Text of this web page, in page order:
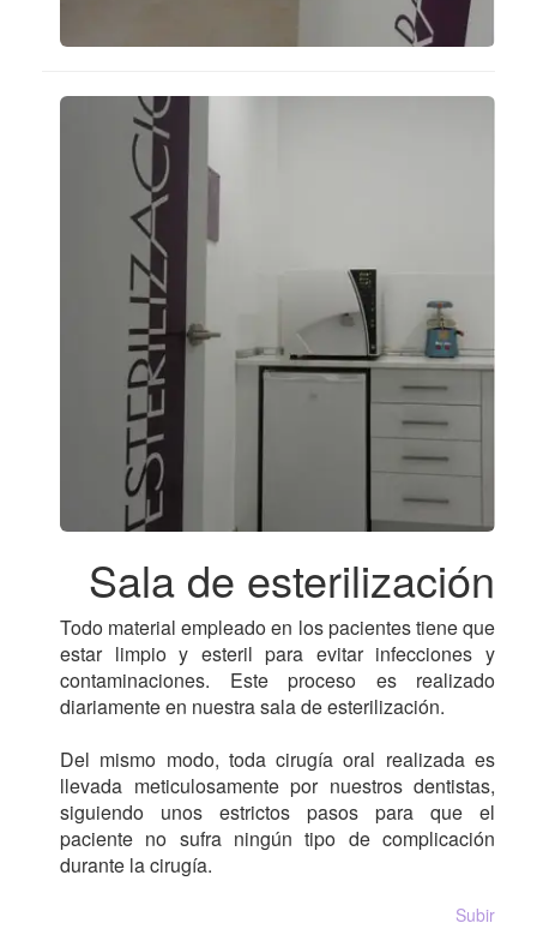
Sala de esterilización
Todo material empleado en los pacientes tiene que
estar limpio y esteril para evitar infecciones y
contaminaciones. Este proceso es realizado
diariamente en nuestra sala de esterilización.
Del mismo modo, toda cirugía oral realizada es
llevada meticulosamente por nuestros dentistas,
siguiendo unos estrictos pasos para que el
paciente no sufra ningún tipo de complicación
durante la cirugía.
Subir